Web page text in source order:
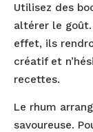
Utilisez des
altérer le
effet, ils
créatif et
recettes.
Le rhum
savoureuse.